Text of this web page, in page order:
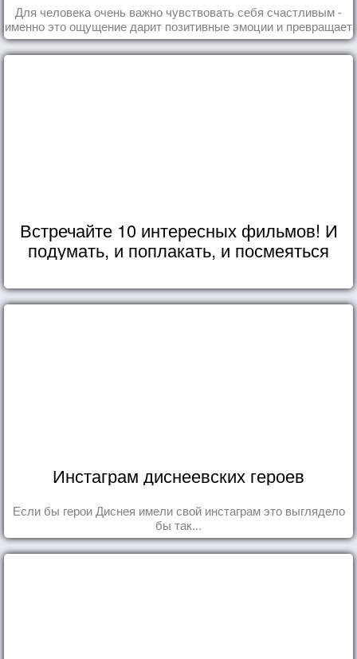
Для человека очень важно чувствовать себя счастливым -
именно это ощущение дарит позитивные эмоции и превращает
каждый день в маленький праздник.
Встречайте 10 интересных фильмов! И
подумать, и поплакать, и посмеяться
Инстаграм диснеевских героев
Если бы герои Диснея имели свой инстаграм это выглядело
бы так...